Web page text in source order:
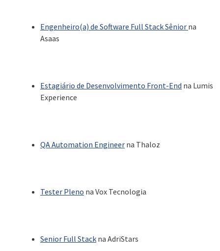
Engenheiro(a) de Software Full Stack Sênior na
Asaas
Estagiário de Desenvolvimento Front-End na Lumis
Experience
QA Automation Engineer na Thaloz
Tester Pleno na Vox Tecnologia
Senior Full Stack na AdriStars